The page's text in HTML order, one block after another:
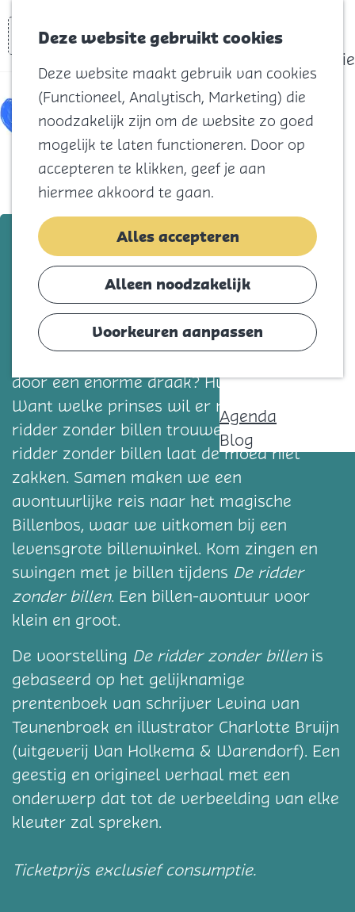
Deze website gebruikt cookies
Deze website maakt gebruik van cookies
(Functioneel, Analytisch, Marketing) die
noodzakelijk zijn om de website zo goed
mogelijk te laten functioneren. Door op
accepteren te klikken, geef je aan
hiermee akkoord te gaan.
Alles accepteren
Alleen noodzakelijk
Voorkeuren aanpassen
Menu
Zoeken
Watersport
Eilandhistorie
Voor kids
Naar het
strand
Natuur
Cultuur en
Winkelen
Koningsdag
Blijf
Eten
Slapen
Agenda
Blog
woensdag 21 oktober
De Ridder zonder billen 3+
Voeg toe als favorietVoeg toe als
Wat doe je als je billen eraf worden gehapt
door een enorme draak? Huilen natuurlijk!
Want welke prinses wil er nu met een
ridder zonder billen trouwen? Maar deze
ridder zonder billen laat de moed niet
zakken. Samen maken we een
avontuurlijke reis naar het magische
Billenbos, waar we uitkomen bij een
levensgrote billenwinkel. Kom zingen en
swingen met je billen tijdens De ridder
zonder billen. Een billen-avontuur voor
klein en groot.
De voorstelling De ridder zonder billenis
gebaseerd op het gelijknamige
prentenboek van schrijver Levina van
Teunenbroek en illustrator Charlotte Bruijn
(uitgeverij Van Holkema & Warendorf). Een
geestig en origineel verhaal met een
onderwerp dat tot de verbeelding van elke
kleuter zal spreken.
Ticketprijs exclusief consumptie.